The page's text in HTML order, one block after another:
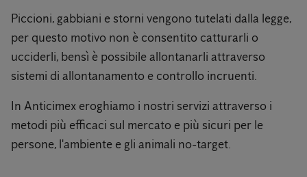
Piccioni, gabbiani e storni vengono tutelati dalla legge,
per questo motivo non è consentito catturarli o
ucciderli, bensì è possibile allontanarli attraverso
sistemi di allontanamento e controllo incruenti.
In Anticimex eroghiamo i nostri servizi attraverso i
metodi più efficaci sul mercato e più sicuri per le
persone, l'ambiente e gli animali no-target.